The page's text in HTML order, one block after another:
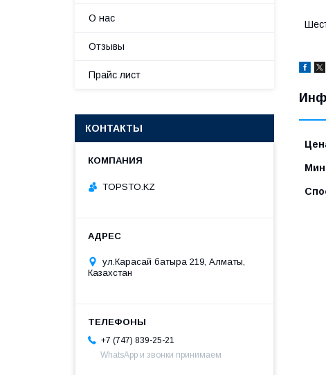
О нас
Отзывы
Прайс лист
КОНТАКТЫ
TOPSTO.KZ
ул.Карасай батыра 219, Алматы,
Казахстан
+7 (747) 839-25-21
WhatsApp и звонки принимаем